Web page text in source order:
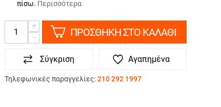
πίσω. Περισσότερα
+
−
ΠΡΟΣΘΗΚΗ ΣΤΟ ΚΑΛΑΘΙ
Σύγκριση Αγαπημένα
Τηλεφωνικές παραγγελίες:210 292 1997